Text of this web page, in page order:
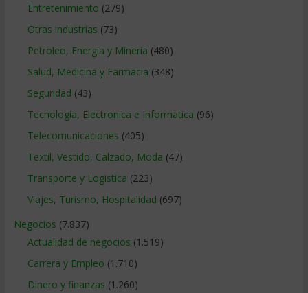
Entretenimiento (279)
Otras industrias (73)
Petroleo, Energia y Mineria (480)
Salud, Medicina y Farmacia (348)
Seguridad (43)
Tecnologia, Electronica e Informatica (96)
Telecomunicaciones (405)
Textil, Vestido, Calzado, Moda (47)
Transporte y Logistica (223)
Viajes, Turismo, Hospitalidad (697)
Negocios (7.837)
Actualidad de negocios (1.519)
Carrera y Empleo (1.710)
Dinero y finanzas (1.260)